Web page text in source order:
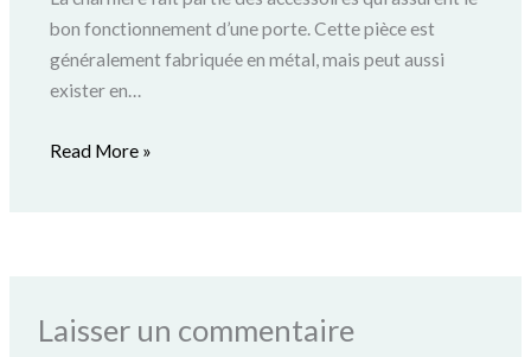
bon fonctionnement d’une porte. Cette pièce est
généralement fabriquée en métal, mais peut aussi
exister en…
Read More »
Laisser un commentaire